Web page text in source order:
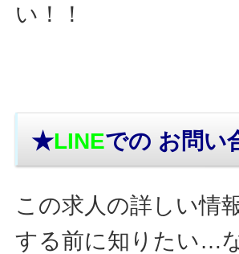
い！！
★LINEでの お問い
この求人の詳しい情
する前に知りたい…